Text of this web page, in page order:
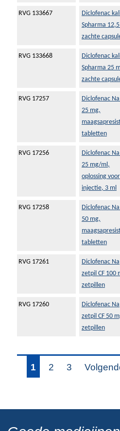
RVG 133667
Diclofenac
Spharma
zachte
RVG 133668
Diclofenac
Spharma 25
zachte
RVG 17257
Diclofenac Na
25 mg,
tabletten
RVG 17256
Diclofenac Na
25 mg/ml,
oplossing voor
injectie, 3 ml
RVG 17258
Diclofenac Na
50 mg,
tabletten
RVG 17261
Diclofenac Na
zetpil CF 100
zetpillen
RVG 17260
Diclofenac Na
zetpil CF 50
zetpillen
1 2 3